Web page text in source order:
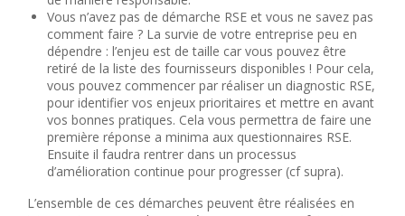
Vous n’avez pas de démarche RSE et vous ne savez pas
comment faire ? La survie de votre entreprise peu en
dépendre : l’enjeu est de taille car vous pouvez être
retiré de la liste des fournisseurs disponibles ! Pour cela,
vous pouvez commencer par réaliser un diagnostic RSE,
pour identifier vos enjeux prioritaires et mettre en avant
vos bonnes pratiques. Cela vous permettra de faire une
première réponse a minima aux questionnaires RSE.
Ensuite il faudra rentrer dans un processus
d’amélioration continue pour progresser (cf supra).
L’ensemble de ces démarches peuvent être réalisées en